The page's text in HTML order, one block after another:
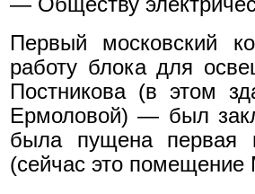
— Обществу
Первый московский
работу блока для
Постникова (в этом
Ермоловой) — был
была пущена первая
(сейчас это